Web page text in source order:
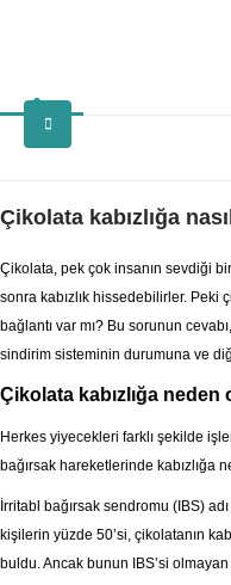
Çikolata kabızlığa
Çikolata, pek çok insanın sevdiği
sonra kabızlık hissedebilirler. Peki
bağlantı var mı? Bu sorunun
sindirim sisteminin durumuna ve
Çikolata kabızlığa neden
Herkes yiyecekleri farklı şekilde
bağırsak hareketlerinde
İrritabl bağırsak sendromu (IBS)
kişilerin yüzde 50’si, çikolatanın
buldu. Ancak bunun IBS’si